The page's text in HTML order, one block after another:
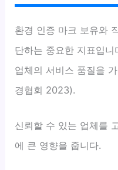
환경 인증 마크 보유와
단하는 중요한 지표입
업체의 서비스 품질을
경협회 2023).
신뢰할 수 있는 업체를
에 큰 영향을 줍니다.